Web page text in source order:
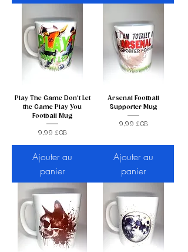
Play The Game Don't Let
the Game Play You
Football Mug
Prix
9,99 £GB
Ajouter au
panier
Arsenal Football
Supporter Mug
Prix
9,99 £GB
Ajouter au
panier